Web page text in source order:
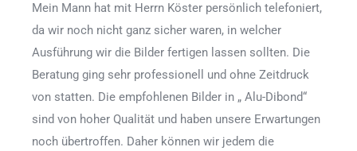
Mein Mann hat mit Herrn Köster persönlich telefoniert,
da wir noch nicht ganz sicher waren, in welcher
Ausführung wir die Bilder fertigen lassen sollten. Die
Beratung ging sehr professionell und ohne Zeitdruck
von statten. Die empfohlenen Bilder in „ Alu-Dibond“
sind von hoher Qualität und haben unsere Erwartungen
noch übertroffen. Daher können wir jedem die